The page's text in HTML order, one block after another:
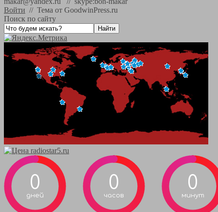
Войти // Тема от GoodwinPress.ru
Поиск по сайту
0
дней
0
часов
0
минут